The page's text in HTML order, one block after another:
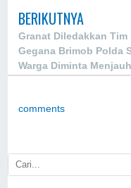
BERIKUTNYA
Granat Diledakkan Tim
Gegana Brimob Polda
Warga Diminta
comments